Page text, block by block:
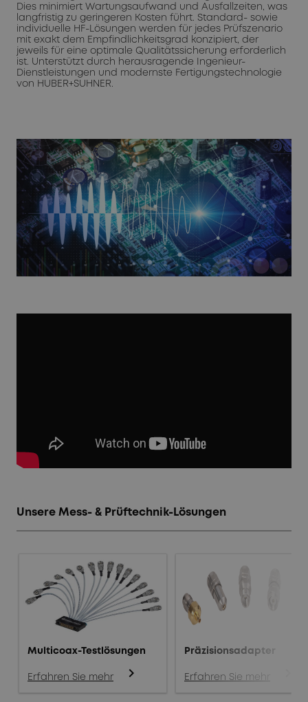
Dies minimiert Wartungsaufwand und Ausfallzeiten, was
langfristig zu geringeren Kosten führt. Standard- sowie
individuelle HF-Lösungen werden für jedes Prüfszenario
mit exakt dem Empfindlichkeitsgrad konzipiert, der
jeweils für eine optimale Qualitätssicherung erforderlich
ist. Unterstützt durch herausragende Ingenieur-
Dienstleistungen und modernste Fertigungstechnologie
von HUBER+SUHNER.
Unsere Mess- & Prüftechnik-Lösungen
Multicoax-Testlösungen
Erfahren Sie mehr chevron_right
Präzisionsadapter
Erfahren Sie mehr